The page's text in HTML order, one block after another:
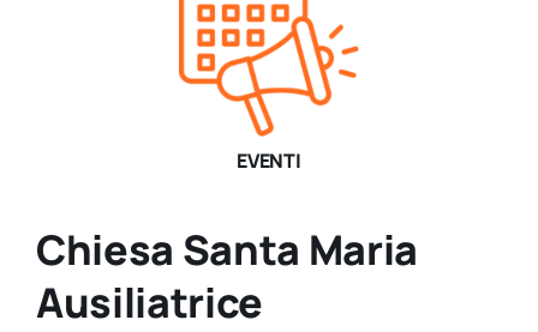
EVENTI
Chiesa Santa Maria
Ausiliatrice